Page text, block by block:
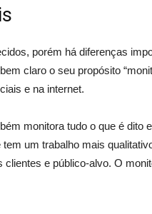
porém há diferenças
claro o seu propósito
e na internet.
monitora tudo o que é
tem um trabalho mais
clientes e público-alvo. O